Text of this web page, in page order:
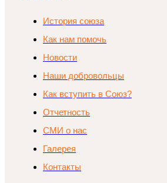
История союза
Как нам помочь
Новости
Наши добровольцы
Как вступить в Союз?
Отчетность
СМИ о нас
Галерея
Контакты